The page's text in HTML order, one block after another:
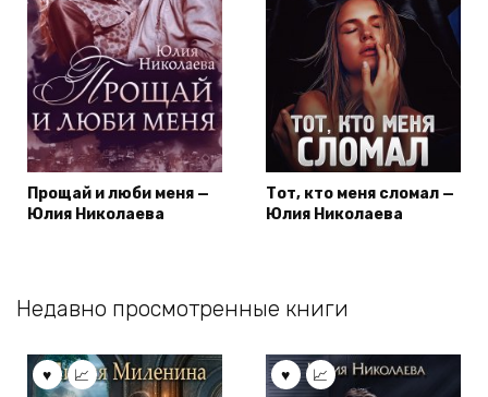
Прощай и люби меня —
Юлия Николаева
Тот, кто меня сломал —
Юлия Николаева
Недавно просмотренные книги